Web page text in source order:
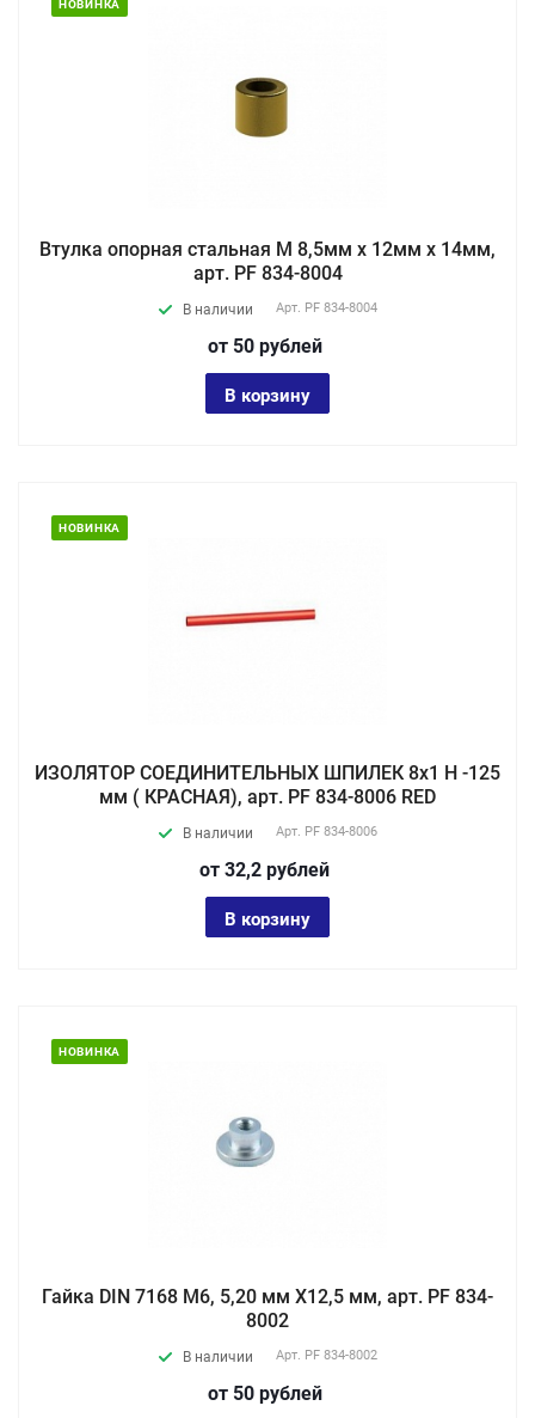
НОВИНКА
Втулка опорная стальная М 8,5мм х 12мм х 14мм,
арт. PF 834-8004
В наличии Арт. PF 834-8004
от 50 рублей
В корзину
НОВИНКА
ИЗОЛЯТОР СОЕДИНИТЕЛЬНЫХ ШПИЛЕК 8х1 Н -125
мм ( КРАСНАЯ), арт. PF 834-8006 RED
В наличии Арт. PF 834-8006
от 32,2 рублей
В корзину
НОВИНКА
Гайка DIN 7168 М6, 5,20 мм X12,5 мм, арт. PF 834-
8002
В наличии Арт. PF 834-8002
от 50 рублей